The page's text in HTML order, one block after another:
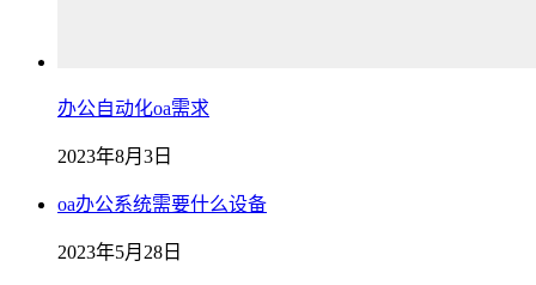
办公自动化oa需求
2023年8月3日
oa办公系统需要什么设备
2023年5月28日